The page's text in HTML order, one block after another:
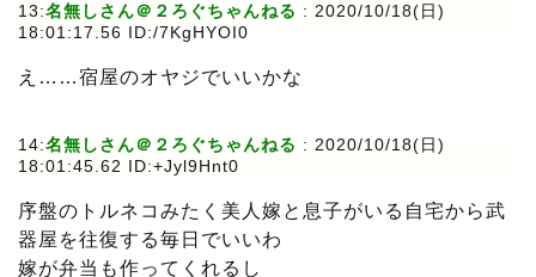
13:名無しさん＠２ろぐちゃんねる : 2020/10/18(日)
18:01:17.56 ID:/7KgHYOI0
え……宿屋のオヤジでいいかな
14:名無しさん＠２ろぐちゃんねる : 2020/10/18(日)
18:01:45.62 ID:+Jyl9Hnt0
序盤のトルネコみたく美人嫁と息子がいる自宅から武
器屋を往復する毎日でいいわ
嫁が弁当も作ってくれるし